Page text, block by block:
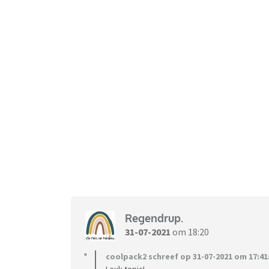
Regendrup.
31-07-2021 om 18:20
coolpack2 schreef op 31-07-2021 om